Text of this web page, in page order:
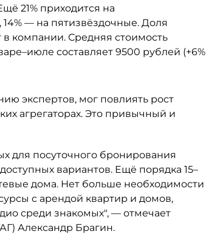
21% приходится на
— на пятизвёздочные. Доля
в компании. Средняя стоимость
составляет 9500 рублей (+6%
экспертов, мог повлиять рост
агрегаторах. Это привычный и
для посуточного бронирования
вариантов. Ещё порядка 15–
дома. Нет больше необходимости
с арендой квартир и домов,
среди знакомых", — отмечает
Александр Брагин.